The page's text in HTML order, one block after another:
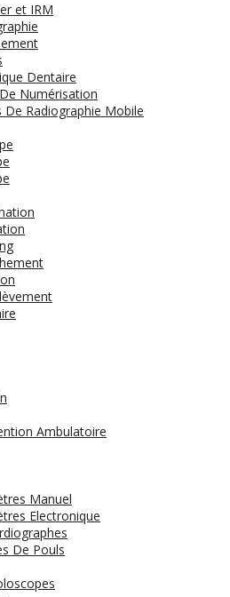
et IRM
Dentaire
Numérisation
De Radiographie Mobile
Ambulatoire
Manuel
Electronique
De Pouls